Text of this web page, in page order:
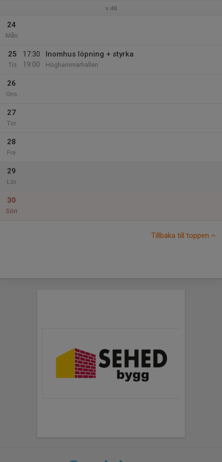
v.48
24
Mån
25
Tis
17:30
19:00
Inomhus löpning + styrka
Höghammarhallen
26
Ons
27
Tor
28
Fre
29
Lör
30
Sön
Tillbaka till toppen